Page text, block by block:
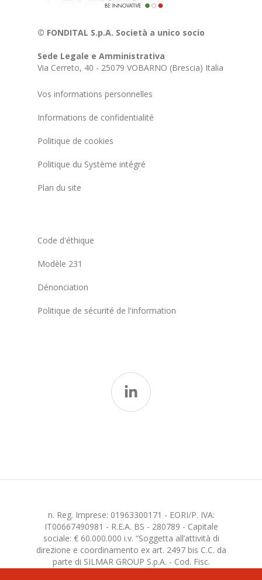
© FONDITAL S.p.A. Società a unico socio
Sede Legale e Amministrativa
Via Cerreto, 40 - 25079 VOBARNO (Brescia) Italia
Vos informations personnelles
Informations de confidentialité
Politique de cookies
Politique du Système intégré
Plan du site
Code d'éthique
Modèle 231
Dénonciation
Politique de sécurité de l'information
n. Reg. Imprese: 01963300171 - EORI/P. IVA:
IT00667490981 - R.E.A. BS - 280789 - Capitale
sociale: € 60.000.000 i.v. “Soggetta all’attività di
direzione e coordinamento ex art. 2497 bis C.C. da
parte di SILMAR GROUP S.p.A. - Cod. Fisc.